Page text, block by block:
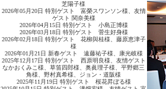
芝陽子様
2026年05月20日 特別ゲスト 富榮スワンソン様、友情
ゲスト 関奈美様
2026年04月15日 特別ゲスト 小島正博様
2026年03月18日 特別ゲスト 菅生好身様
2026年02月18日 特別ゲスト 花柳與桂様、藤原恵津子
様
2026年01月21日 新春ゲスト 遠藤祐子様、康光岐様
2025年12月17日 特別ゲスト 西原明良様、友情ゲスト
なかおくみこ様、草笛四郎様、奥眞理子様、平野郷三
角様、野村真希様、ジョン・道阪様
2025年11月19日 特別ゲスト 桜花昇ぼる様